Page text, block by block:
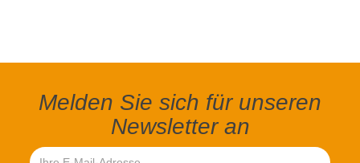
Melden Sie sich für unseren
Newsletter an